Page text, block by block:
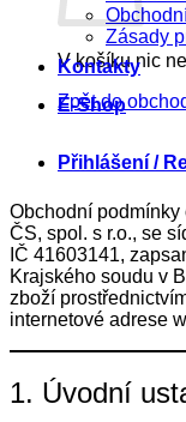
V košíku nic
Zpět do
Zásady
Kontakty
E-Shop
Přihlášení /
Obchodní
ČS, spol. s r.o., se
IČ 41603141,
Krajského soudu v
zboží
internetové adrese
1. Úvodní